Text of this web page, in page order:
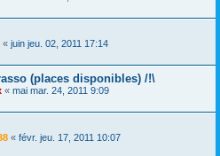
« juin jeu. 02, 2011 17:14
(places disponibles) /!\
« mai mar. 24, 2011 9:09
« févr. jeu. 17, 2011 10:07